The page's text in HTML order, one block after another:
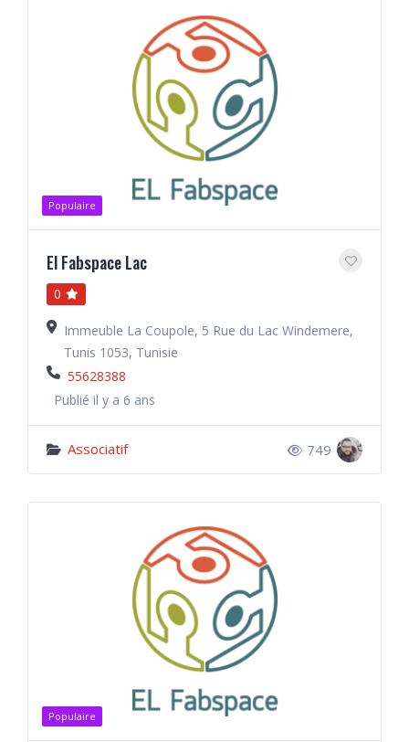
Populaire
El Fabspace Lac
0
Immeuble La Coupole, 5 Rue du Lac Windemere,
Tunis 1053, Tunisie
55628388
Publié il y a 6 ans
Associatif 749
Populaire